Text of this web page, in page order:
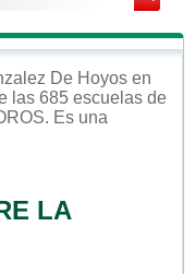
De Hoyos en
las 685 escuelas de
. Es una
LA